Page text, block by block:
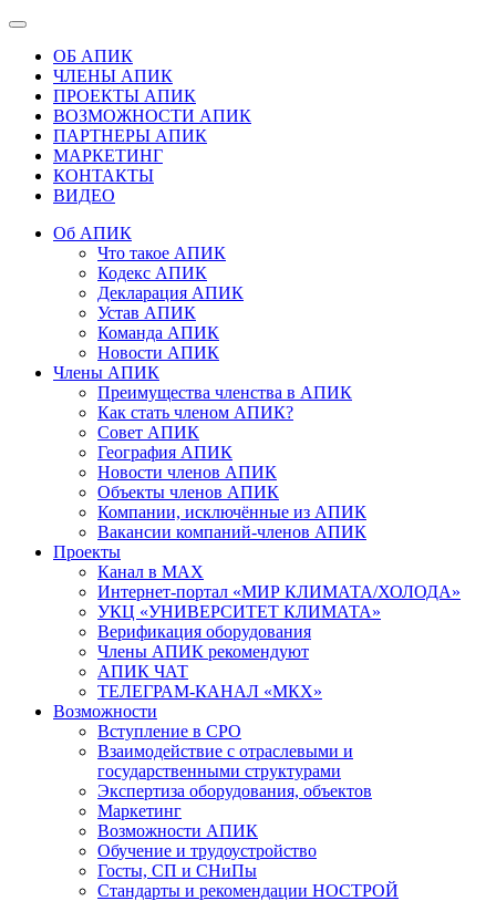
ОБ АПИК
ЧЛЕНЫ АПИК
ПРОЕКТЫ АПИК
ВОЗМОЖНОСТИ АПИК
ПАРТНЕРЫ АПИК
МАРКЕТИНГ
КОНТАКТЫ
ВИДЕО
Об АПИК
Что такое АПИК
Кодекс АПИК
Декларация АПИК
Устав АПИК
Команда АПИК
Новости АПИК
Члены АПИК
Преимущества членства в АПИК
Как стать членом АПИК?
Совет АПИК
География АПИК
Новости членов АПИК
Объекты членов АПИК
Компании, исключённые из АПИК
Вакансии компаний-членов АПИК
Проекты
Канал в MAX
Интернет-портал «МИР КЛИМАТА/ХОЛОДА»
УКЦ «УНИВЕРСИТЕТ КЛИМАТА»
Верификация оборудования
Члены АПИК рекомендуют
АПИК ЧАТ
ТЕЛЕГРАМ-КАНАЛ «МКХ»
Возможности
Вступление в СРО
Взаимодействие с отраслевыми и
государственными структурами
Экспертиза оборудования, объектов
Маркетинг
Возможности АПИК
Обучение и трудоустройство
Госты, СП и СНиПы
Стандарты и рекомендации НОСТРОЙ